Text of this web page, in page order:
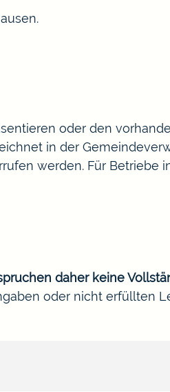
oder den
in der
werden. Für Betriebe
daher keine
oder nicht erfüllten